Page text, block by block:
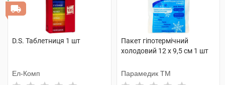
D.S. Таблетниця 1 шт
Ел-Комп
Пакет гіпотермічний
холодовий 12 x 9,5 см 1 шт
Парамедик ТМ